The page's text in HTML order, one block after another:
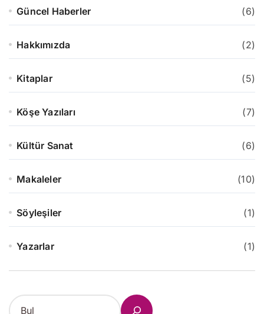
Güncel Haberler (6)
Hakkımızda (2)
Kitaplar (5)
Köşe Yazıları (7)
Kültür Sanat (6)
Makaleler (10)
Söyleşiler (1)
Yazarlar (1)
S